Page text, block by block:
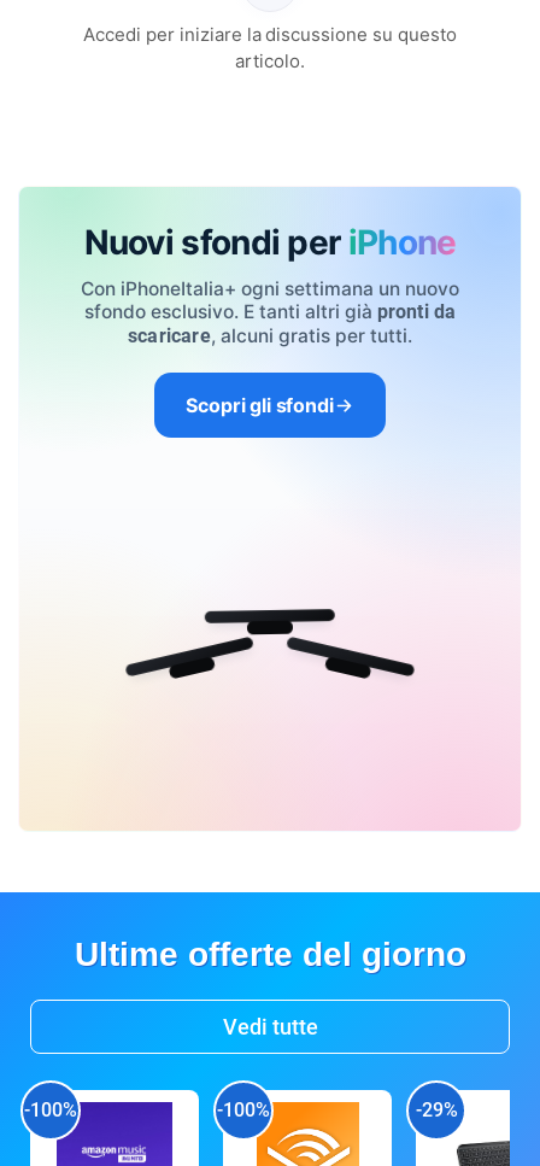
Accedi per iniziare la discussione su questo
articolo.
Nuovi sfondi per iPhone
Con iPhoneItalia+ ogni settimana un nuovo
sfondo esclusivo. E tanti altri già pronti da
scaricare, alcuni gratis per tutti.
Scopri gli sfondi
Ultime offerte del giorno
Vedi tutte
-100% -100% -29%